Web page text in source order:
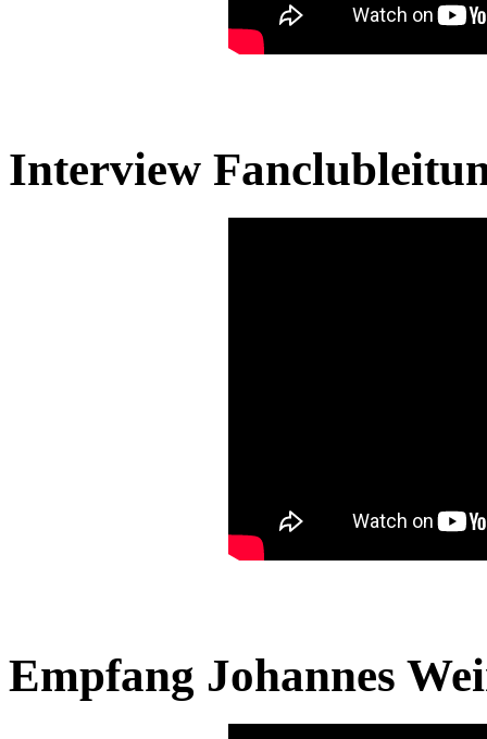
Interview
Empfang Johannes